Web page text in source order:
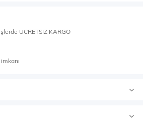
ÜCRETSİZ KARGO